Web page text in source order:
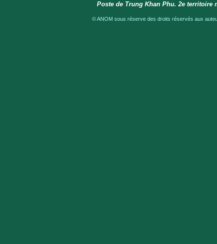
Poste de Trung Khan Phu. 2e territoire
© ANOM sous réserve des droits réservés aux